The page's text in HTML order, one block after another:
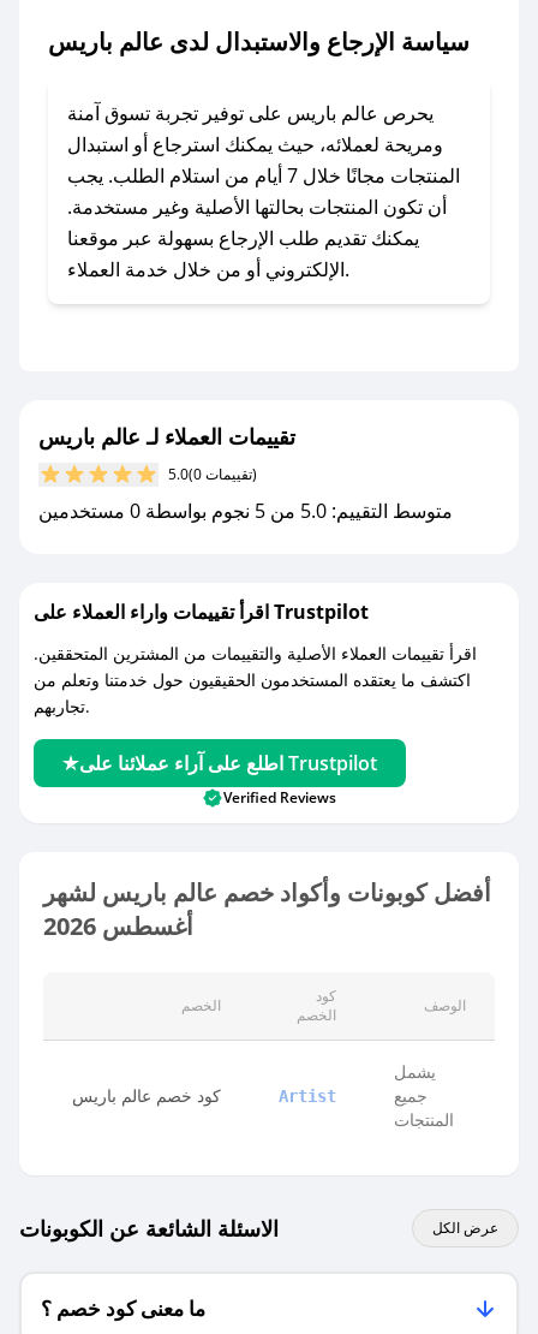
مراسلتنا مباشرة وسنعمل على توفير الكوبونات في
### كيف تحصل على كوبونات خصم حصرية من
عالم باريس؟
للحصول على كوبونات وخصومات حصرية، قم بما
يلي:
- اضغط على أيقونة متابعة لمتجر عالم باريس في
جديد.
مع صحصح، تسوق بذكاء ووفّر على كل مشترياتك مع
كوبونات خصم حصرية من عالم باريس!
سياسة الإرجاع والاستبدال لدى عالم باريس
يحرص عالم باريس على توفير تجربة تسوق آمنة
ومريحة لعملائه، حيث يمكنك استرجاع أو استبدال
المنتجات مجانًا خلال 7 أيام من استلام الطلب. يجب
أن تكون المنتجات بحالتها الأصلية وغير مستخدمة.
يمكنك تقديم طلب الإرجاع بسهولة عبر موقعنا
الإلكتروني أو من خلال خدمة العملاء.
تقييمات العملاء لـ عالم باريس
5.0 (0 تقييمات)
متوسط التقييم: 5.0 من 5 نجوم بواسطة 0 مستخدمين
اقرأ تقييمات واراء العملاء على Trustpilot
اقرأ تقييمات العملاء الأصلية والتقييمات من المشترين المتحققين.
اكتشف ما يعتقده المستخدمون الحقيقيون حول خدمتنا وتعلم من
تجاربهم.
اطلع على آراء عملائنا على Trustpilot
Verified Reviews
أفضل كوبونات وأكواد خصم عالم باريس لشهر
أغسطس 2026
الخصم
كود
الخصم
الوصف
كود خصم عالم باريس Artist
يشمل
جميع
المنتجات
الاسئلة الشائعة عن الكوبونات عرض الكل
ما معنى كود خصم ؟